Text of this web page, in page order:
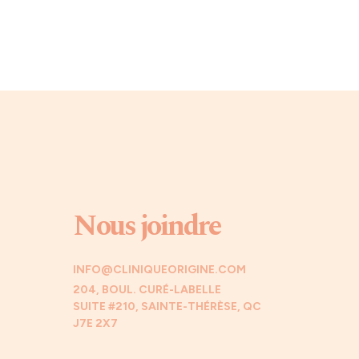
Nous joindre
INFO@CLINIQUEORIGINE.COM
204, BOUL. CURÉ-LABELLE
SUITE #210, SAINTE-THÉRÈSE, QC
J7E 2X7